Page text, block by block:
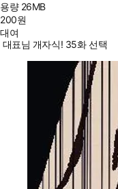
용량 26MB
200원
대여
대표님 개자식! 35화 선택